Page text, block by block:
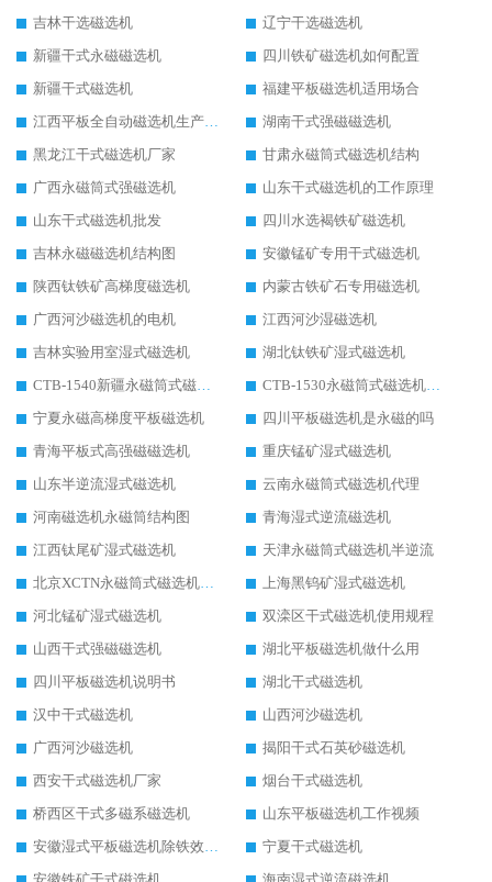
吉林干选磁选机
辽宁干选磁选机
新疆干式永磁磁选机
四川铁矿磁选机如何配置
新疆干式磁选机
福建平板磁选机适用场合
江西平板全自动磁选机生产厂家
湖南干式强磁磁选机
黑龙江干式磁选机厂家
甘肃永磁筒式磁选机结构
广西永磁筒式强磁选机
山东干式磁选机的工作原理
山东干式磁选机批发
四川水选褐铁矿磁选机
吉林永磁磁选机结构图
安徽锰矿专用干式磁选机
陕西钛铁矿高梯度磁选机
内蒙古铁矿石专用磁选机
广西河沙磁选机的电机
江西河沙湿磁选机
吉林实验用室湿式磁选机
湖北钛铁矿湿式磁选机
CTB-1540新疆永磁筒式磁选机
CTB-1530永磁筒式磁选机代理商
宁夏永磁高梯度平板磁选机
四川平板磁选机是永磁的吗
青海平板式高强磁磁选机
重庆锰矿湿式磁选机
山东半逆流湿式磁选机
云南永磁筒式磁选机代理
河南磁选机永磁筒结构图
青海湿式逆流磁选机
江西钛尾矿湿式磁选机
天津永磁筒式磁选机半逆流
北京XCTN永磁筒式磁选机磁块位置
上海黑钨矿湿式磁选机
河北锰矿湿式磁选机
双滦区干式磁选机使用规程
山西干式强磁磁选机
湖北平板磁选机做什么用
四川平板磁选机说明书
湖北干式磁选机
汉中干式磁选机
山西河沙磁选机
广西河沙磁选机
揭阳干式石英砂磁选机
西安干式磁选机厂家
烟台干式磁选机
桥西区干式多磁系磁选机
山东平板磁选机工作视频
安徽湿式平板磁选机除铁效果怎么样
宁夏干式磁选机